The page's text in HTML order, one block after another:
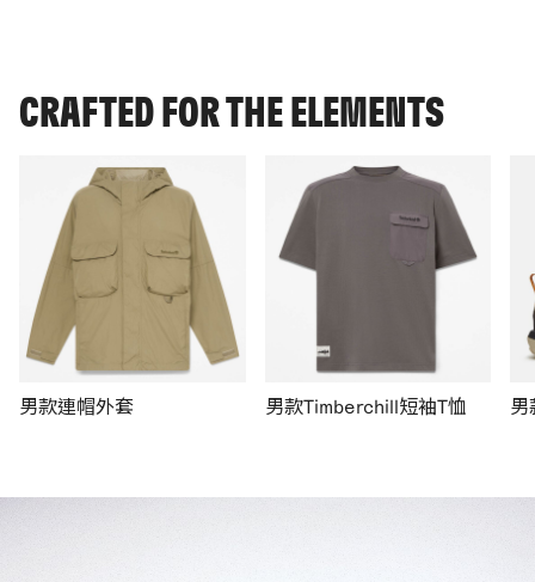
CRAFTED FOR THE ELEMENTS
男款連帽外套 男款Timberchill短袖T恤 男